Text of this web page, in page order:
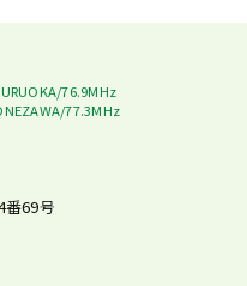
76.9MHz
77.3MHz
番69号